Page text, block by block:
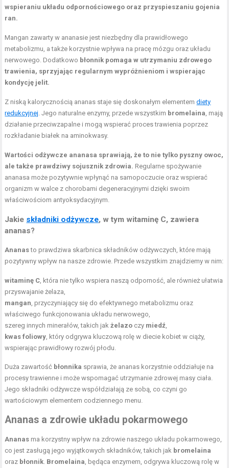
wspieraniu układu odpornościowego oraz przyspieszaniu gojenia
ran.
Mangan zawarty w ananasie jest niezbędny dla prawidłowego
metabolizmu, a także korzystnie wpływa na pracę mózgu oraz układu
nerwowego. Dodatkowo błonnik pomaga w utrzymaniu zdrowego
trawienia, sprzyjając regularnym wypróżnieniom i wspierając
kondycję jelit.
Z niską kalorycznością ananas staje się doskonałym elementemdiety
redukcyjnej . Jego naturalne enzymy, przede wszystkim bromelaina , mają
działanie przeciwzapalne i mogą wspierać proces trawienia poprzez
rozkładanie białek na aminokwasy.
Wartości odżywcze ananasa sprawiają, że to nie tylko pyszny owoc,
ale także prawdziwy sojusznik zdrowia. Regularne spożywanie
ananasa może pozytywnie wpłynąć na samopoczucie oraz wspierać
organizm w walce z chorobami degeneracyjnymi dzięki swoim
właściwościom antyoksydacyjnym.
Jakie składniki odżywcze, w tym witaminę C, zawiera
ananas?
Ananasto prawdziwa skarbnica składników odżywczych, które mają
pozytywny wpływ na nasze zdrowie. Przede wszystkim znajdziemy w nim:
witaminę C , która nie tylko wspiera naszą odporność, ale również ułatwia
przyswajanie żelaza,
mangan , przyczyniający się do efektywnego metabolizmu oraz
właściwego funkcjonowania układu nerwowego,
szereg innych minerałów, takich jakżelazo czy miedź
kwas foliowy , który odgrywa kluczową rolę w diecie kobiet w ciąży,
wspierając prawidłowy rozwój płodu.
Duża zawartość błonnika sprawia, że ananas korzystnie oddziałuje na
procesy trawienne i może wspomagać utrzymanie zdrowej masy ciała.
Jego składniki odżywcze współdziałają ze sobą, co czyni go
wartościowym elementem codziennego menu.
Ananas a zdrowie układu pokarmowego
Ananas ma korzystny wpływ na zdrowie naszego układu pokarmowego,
co jest zasługą jego wyjątkowych składników, takich jak bromelaina
oraz błonnik Bromelaina , będąca enzymem, odgrywa kluczową rolę w